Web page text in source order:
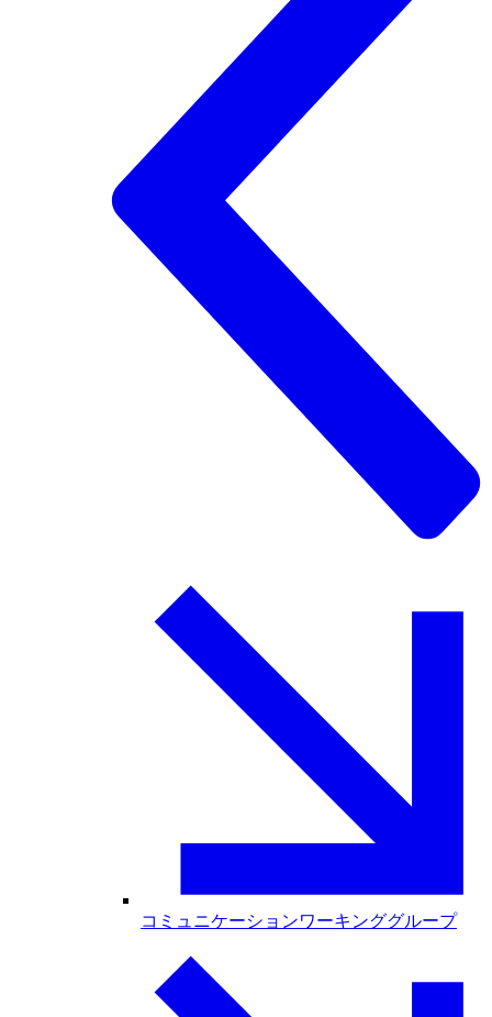
コミュニケーションワーキンググループ